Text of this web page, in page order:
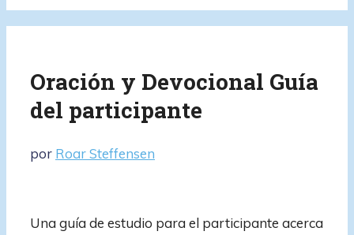
Oración y Devocional Guía
del participante
por Roar Steffensen
Una guía de estudio para el participante acerca